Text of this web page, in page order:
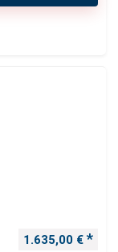
Ursprünglicher
1.635,00 €